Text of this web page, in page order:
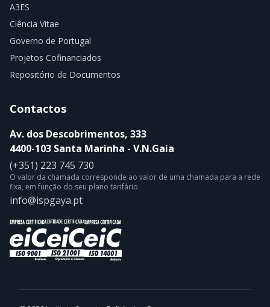
A3ES
Ciência Vitae
Governo de Portugal
Projetos Cofinanciados
Repositório de Documentos
Contactos
Av. dos Descobrimentos, 333
4400-103 Santa Marinha - V.N.Gaia
(+351) 223 745 730
O valor da chamada corresponde ao valor de uma chamada para a rede
fixa, em função do seu plano tarifário.
info@ispgaya.pt